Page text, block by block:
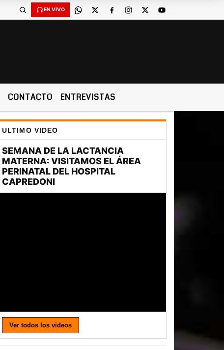
EN VIVO
CONTACTO ENTREVISTAS
ULTIMO VIDEO
Ver todos los videos